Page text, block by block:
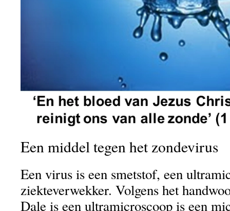
Een middel tegen het zondevirus
Een virus is een smetstof, een
ziekteverwekker. Volgens het
Dale is een ultramicroscoop is een